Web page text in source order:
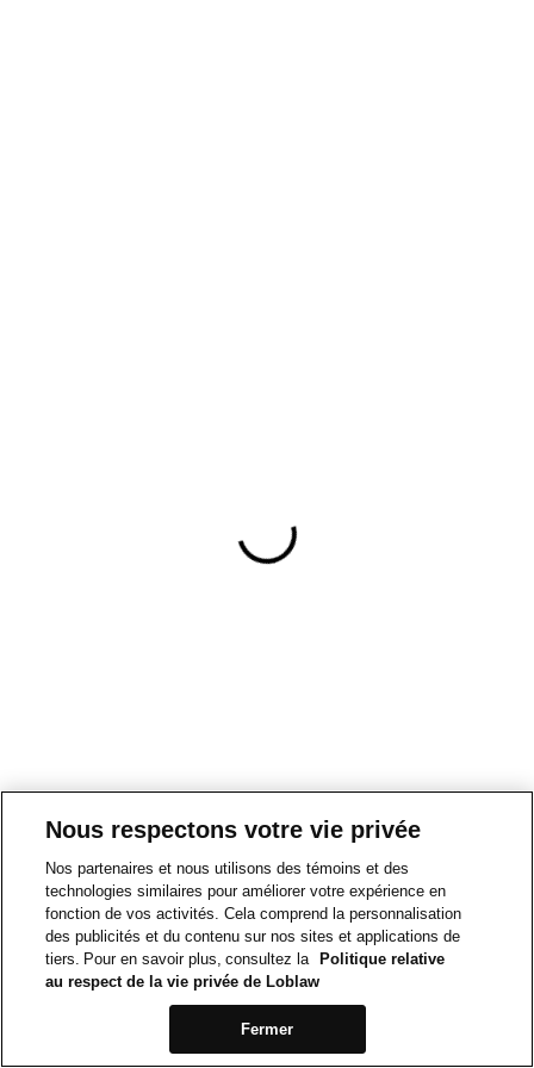
Nous respectons votre vie privée
Nos partenaires et nous utilisons des témoins et des
technologies similaires pour améliorer votre expérience en
fonction de vos activités. Cela comprend la personnalisation
des publicités et du contenu sur nos sites et applications de
tiers. Pour en savoir plus, consultez la
Politique relative
au respect de la vie privée de Loblaw
Fermer